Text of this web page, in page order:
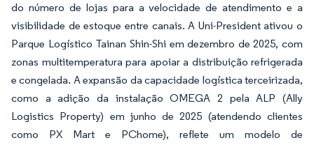
do número de lojas para a velocidade de atendimento e a
visibilidade de estoque entre canais. A Uni-President ativou o
Parque Logístico Tainan Shin-Shi em dezembro de 2025, com
zonas multitemperatura para apoiar a distribuição refrigerada
e congelada. A expansão da capacidade logística terceirizada,
como a adição da instalação OMEGA 2 pela ALP (Ally
Logistics Property) em junho de 2025 (atendendo clientes
como PX Mart e PChome), reflete um modelo de